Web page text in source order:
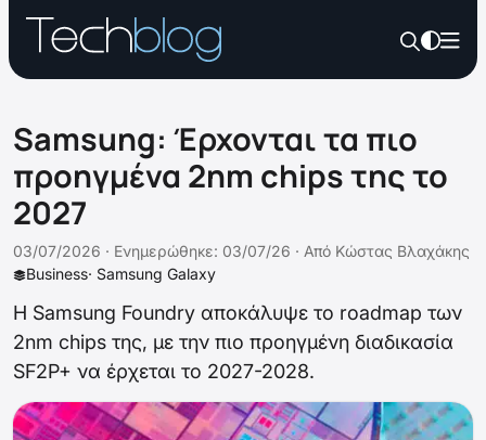
Samsung: Έρχονται τα πιο
προηγμένα 2nm chips της το
2027
Business· Samsung Galaxy
03/07/2026 · Ενημερώθηκε: 03/07/26 · Από Κώστας Βλαχάκης
Η Samsung Foundry αποκάλυψε το roadmap των
2nm chips της, με την πιο προηγμένη διαδικασία
SF2P+ να έρχεται το 2027-2028.